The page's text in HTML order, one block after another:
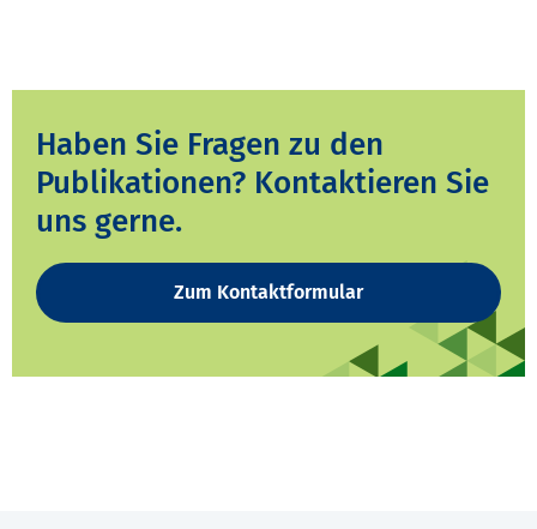
Haben Sie Fragen zu den
Publikationen? Kontaktieren Sie
uns gerne.
Zum Kontaktformular